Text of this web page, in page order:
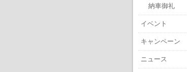
納車御礼
イベント
キャンペーン
ニュース